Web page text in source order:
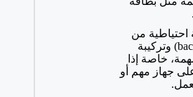
من
النظام (backup) وتركيبة
خاصة إذا
جهاز مهم أو